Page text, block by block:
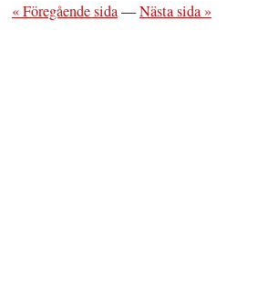
« Föregående sida—Nästa sida »